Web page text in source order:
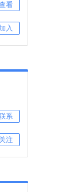
看
入
系
关注